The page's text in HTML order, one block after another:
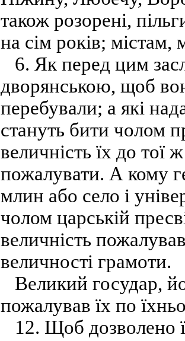
також розорені,
на сім років; містам,
6. Як перед цим
дворянською, щоб
перебували; а які
стануть бити чолом
величність їх до тої
пожалувати. А кому
млин або село і
чолом царській
величність
величності грамоти.
Великий государ,
пожалував їх по
12. Щоб дозволено